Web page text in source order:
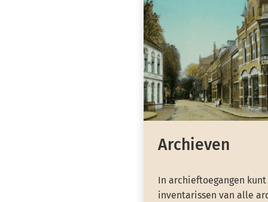
Archieven
In archieftoegangen
inventarissen van alle